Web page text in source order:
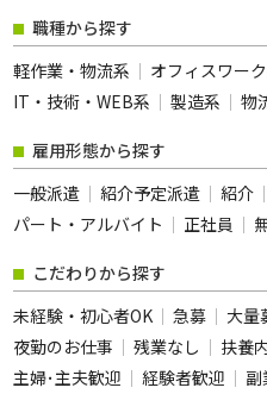
短時間勤務
単発・1日OK
留学生歓迎
職種から探す
軽作業・物流系
オフィスワー
IT・技術・WEB系
製造系 物
雇用形態から探す
一般派遣
紹介予定派遣 紹介
パート・アルバイト
正社員
こだわりから探す
未経験・初心者OK
急募 大量
夜勤のお仕事
残業なし 扶養
主婦･主夫歓迎
経験者歓迎
副